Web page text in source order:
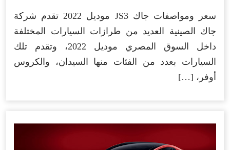
سعر ومواصفات جاك JS3 موديل 2022 تقدم شركة
جاك الصينية العديد من طرازات السيارات المختلفة
داخل السوق المصري موديل 2022، وتقدم تلك
السيارات بعدد من الفئات منها السيدان، والكروس
أوفر، […]